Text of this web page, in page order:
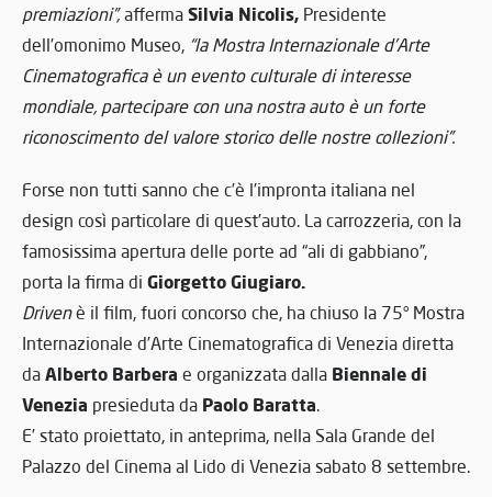
premiazioni”,afferma Silvia Nicolis, Presidente
dell’omonimo Museo, “la Mostra Internazionale d’Arte
Cinematografica è un evento culturale di interesse
mondiale, partecipare con una nostra auto è un forte
riconoscimento del valore storico delle nostre collezioni”.
Forse non tutti sanno che c’è l’impronta italiana nel
design così particolare di quest’auto. La carrozzeria, con la
famosissima apertura delle porte ad “ali di gabbiano”,
porta la firma di Giorgetto Giugiaro.
Drivenè il film, fuori concorso che, ha chiuso la 75° Mostra
Internazionale d’Arte Cinematografica di Venezia diretta
da Alberto Barbera e organizzata dalla Biennale di
Venezia presieduta da Paolo Baratta.
E’ stato proiettato, in anteprima, nella Sala Grande del
Palazzo del Cinema al Lido di Venezia sabato 8 settembre.